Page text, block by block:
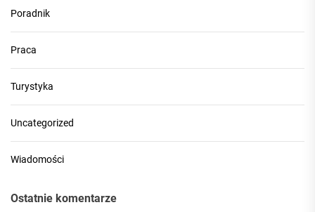
Poradnik
Praca
Turystyka
Uncategorized
Wiadomości
Ostatnie komentarze